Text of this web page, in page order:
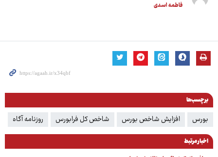
فاطمه اسدی
برچسب‌ها
بورس افزایش شاخص بورس شاخص کل فرابورس روزنامه آگاه
اخبار مرتبط